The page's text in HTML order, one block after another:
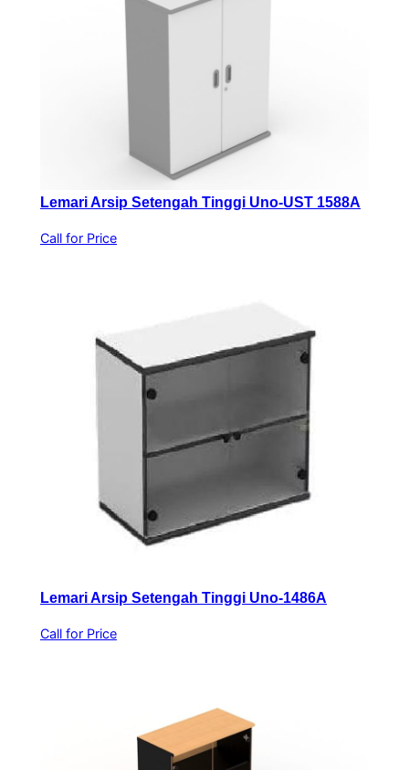
Lemari Arsip Setengah Tinggi Uno-UST 1588A
Call for Price
Lemari Arsip Setengah Tinggi Uno-1486A
Call for Price